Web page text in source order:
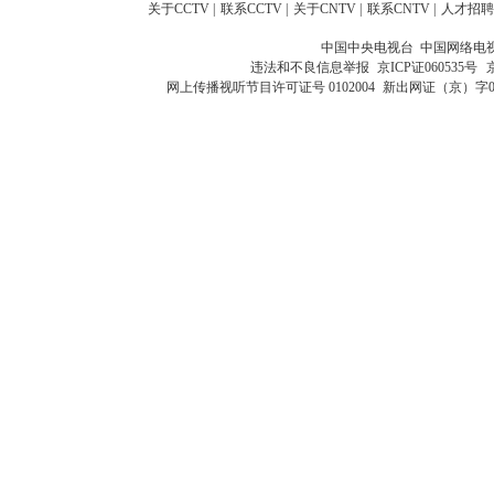
关于CCTV 联系CCTV 关于CNTV 联系CNTV 人才招聘
中国中央电视台 中国网络电
违法和不良信息举报 京ICP证060535号
网上传播视听节目许可证号 0102004 新出网证（京）